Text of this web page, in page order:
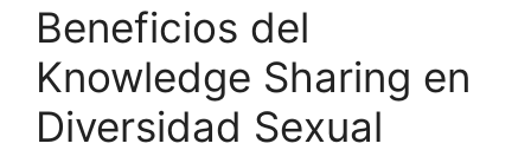
Beneficios del
Knowledge Sharing en
Diversidad Sexual